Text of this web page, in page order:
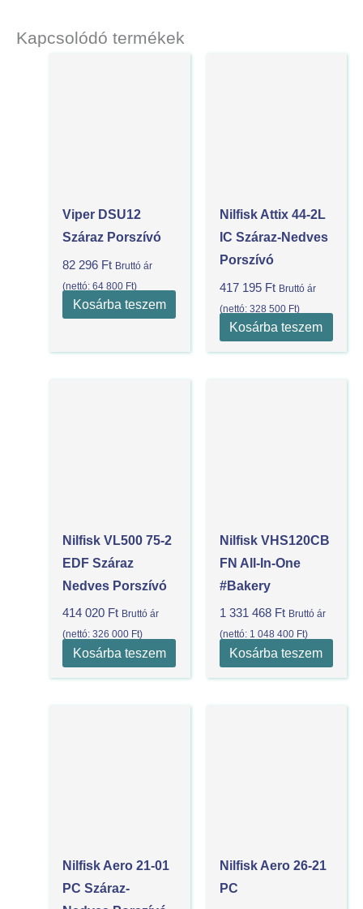
Kapcsolódó termékek
Viper DSU12
Száraz Porszívó
82 296 Ft Bruttó ár
(nettó:64 800 Ft)
Kosárba teszem
Nilfisk Attix 44-2L
IC Száraz-Nedves
Porszívó
417 195 Ft Bruttó ár
(nettó: 328 500 Ft)
Kosárba teszem
Nilfisk VL500 75-2
EDF Száraz
Nedves Porszívó
414 020 Ft Bruttó ár
(nettó:326 000 Ft)
Kosárba teszem
Nilfisk VHS120CB
FN All-In-One
#bakery
1 331 468 Ft Bruttó ár
(nettó: 1 048 400 Ft)
Kosárba teszem
Nilfisk Aero 21-01
PC Száraz-
Nilfisk Aero 26-21
PC